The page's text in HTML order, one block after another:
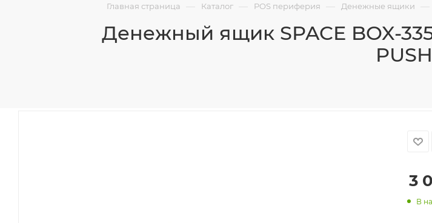
Главная страница — Каталог — POS периферия — Денежные ящики —
Денежный ящик SPACE BOX-
3
В